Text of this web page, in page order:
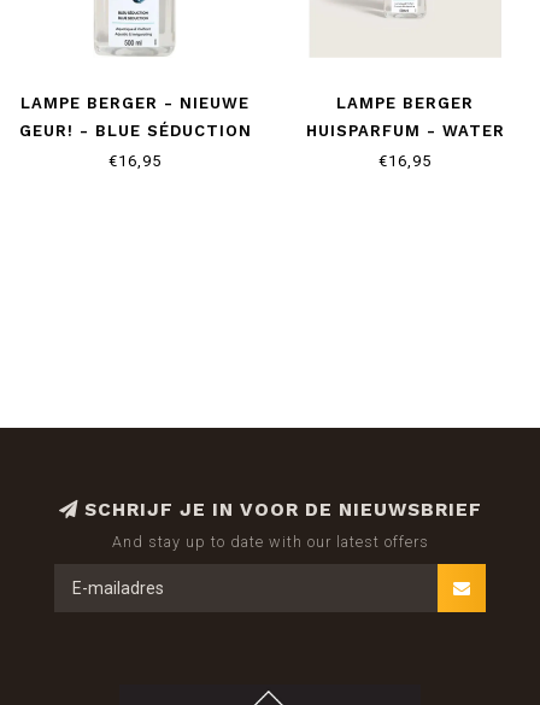
LAMPE BERGER - NIEUWE
GEUR! - BLUE SÉDUCTION
€16,95
LAMPE BERGER
HUISPARFUM - WATER
MINT
€16,95
SCHRIJF JE IN VOOR DE NIEUWSBRIEF
And stay up to date with our latest offers